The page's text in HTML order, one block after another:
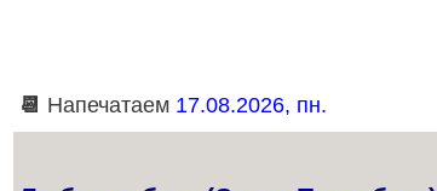
📆 Напечатаем 17.08.2026, пн.